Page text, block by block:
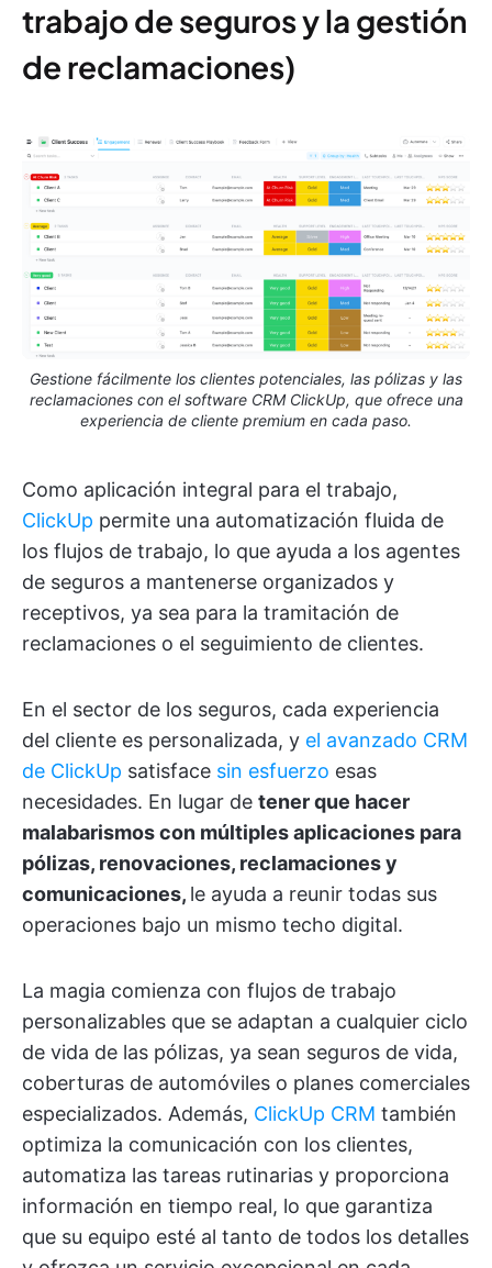
trabajo de seguros y la gestión
de reclamaciones)
Gestione fácilmente los clientes potenciales, las pólizas y las
reclamaciones con el software CRM ClickUp, que ofrece una
experiencia de cliente premium en cada paso.
Como aplicación integral para el trabajo,
ClickUp permite una automatización fluida de
los flujos de trabajo, lo que ayuda a los agentes
de seguros a mantenerse organizados y
receptivos, ya sea para la tramitación de
reclamaciones o el seguimiento de clientes.
En el sector de los seguros, cada experiencia
del cliente es personalizada, y el avanzado CRM
de ClickUp satisface sin esfuerzo esas
necesidades. En lugar de tener que hacer
malabarismos con múltiples aplicaciones para
pólizas, renovaciones, reclamaciones y
comunicaciones, le ayuda a reunir todas sus
operaciones bajo un mismo techo digital.
La magia comienza con flujos de trabajo
personalizables que se adaptan a cualquier ciclo
de vida de las pólizas, ya sean seguros de vida,
coberturas de automóviles o planes comerciales
especializados. Además, ClickUp CRM también
optimiza la comunicación con los clientes,
automatiza las tareas rutinarias y proporciona
información en tiempo real, lo que garantiza
que su equipo esté al tanto de todos los detalles